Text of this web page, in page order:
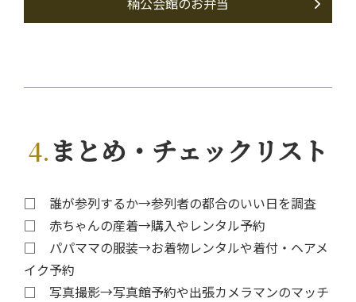
まとめ・チェックリスト
□ 誰が参列するか→参列者の都合のいい日を調査
□ 赤ちゃんの産着→購入やレンタル予約
□ パパママの服装→お着物レンタルや着付・ヘアメ
イク予約
□ 写真撮影→写真館予約や出張カメラマンのマッチ